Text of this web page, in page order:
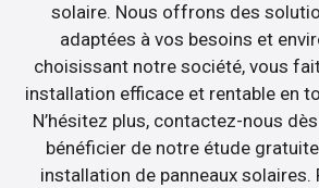
solaire. Nous offrons des
adaptées à vos besoins et
choisissant notre société, vous
installation efficace et rentable en
N’hésitez plus, contactez-nous
bénéficier de notre étude
installation de panneaux solaires.